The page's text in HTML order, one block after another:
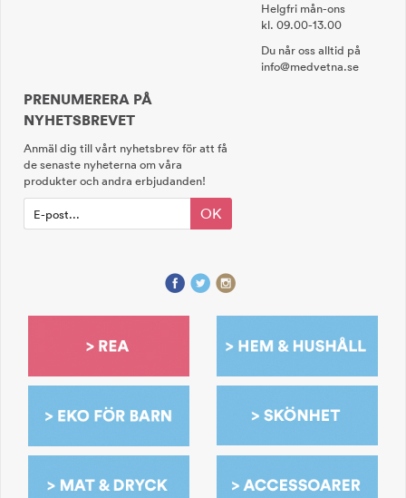
Helgfri mån-ons
kl. 09.00-13.00
Du når oss alltid på
info@medvetna.se
PRENUMERERA PÅ
NYHETSBREVET
Anmäl dig till vårt nyhetsbrev för att få
de senaste nyheterna om våra
produkter och andra erbjudanden!
OK